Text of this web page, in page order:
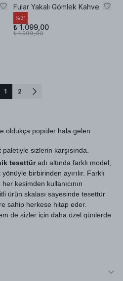
Fular Yakalı Gömlek Kahve
%31
₺ 1.099,00
₺ 1.599,00
1 2
oldukça popüler hala gelen
sizlerin karşısında.
tesettüradı altında farklı model,
birbirinden ayırılır. Farklı
kesimden kullanıcının
ürün skalası sayesinde tesettür
sahip herkese hitap eder.
de sizler için daha özel günlerde
gömlek kadın modelleri,